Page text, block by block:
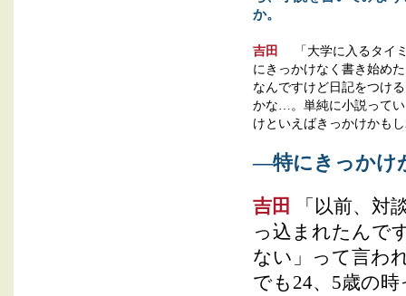
か。
吉田
「大学に入るタイ
にきっかけなく書き始め
なんですけど日記をつけ
かな…。単純に小説って
けといえばきっかけかも
―特にきっかけ
吉田
「以前、対
っ込まれたんで
ない」って言わ
でも24、5歳の